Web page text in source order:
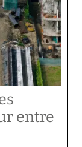
entre